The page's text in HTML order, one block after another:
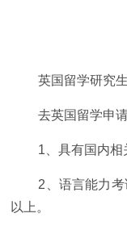
英国留学研究
去英国留学申
1、具有国内相
2、语言能力
以上。